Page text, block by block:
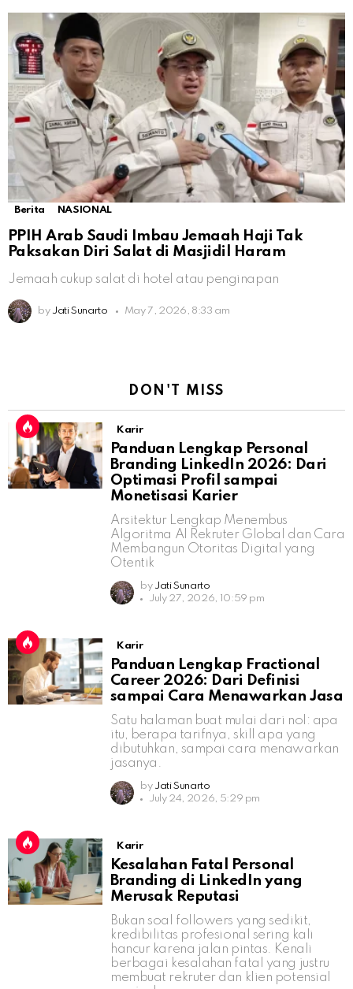
Berita NASIONAL
PPIH Arab Saudi Imbau Jemaah Haji Tak
Paksakan Diri Salat di Masjidil Haram
Jemaah cukup salat di hotel atau penginapan
by Jati Sunarto May 7, 2026, 8:33 am
DON'T MISS
Karir
Panduan Lengkap Personal
Branding LinkedIn 2026: Dari
Optimasi Profil sampai
Monetisasi Karier
Arsitektur Lengkap Menembus
Algoritma AI Rekruter Global dan Cara
Membangun Otoritas Digital yang
Otentik
by Jati Sunarto
July 27, 2026, 10:59 pm
Karir
Panduan Lengkap Fractional
Career 2026: Dari Definisi
sampai Cara Menawarkan Jasa
Satu halaman buat mulai dari nol: apa
itu, berapa tarifnya, skill apa yang
dibutuhkan, sampai cara menawarkan
jasanya.
by Jati Sunarto
July 24, 2026, 5:29 pm
Karir
Kesalahan Fatal Personal
Branding di LinkedIn yang
Merusak Reputasi
Bukan soal followers yang sedikit,
kredibilitas profesional sering kali
hancur karena jalan pintas. Kenali
berbagai kesalahan fatal yang justru
membuat rekruter dan klien potensial